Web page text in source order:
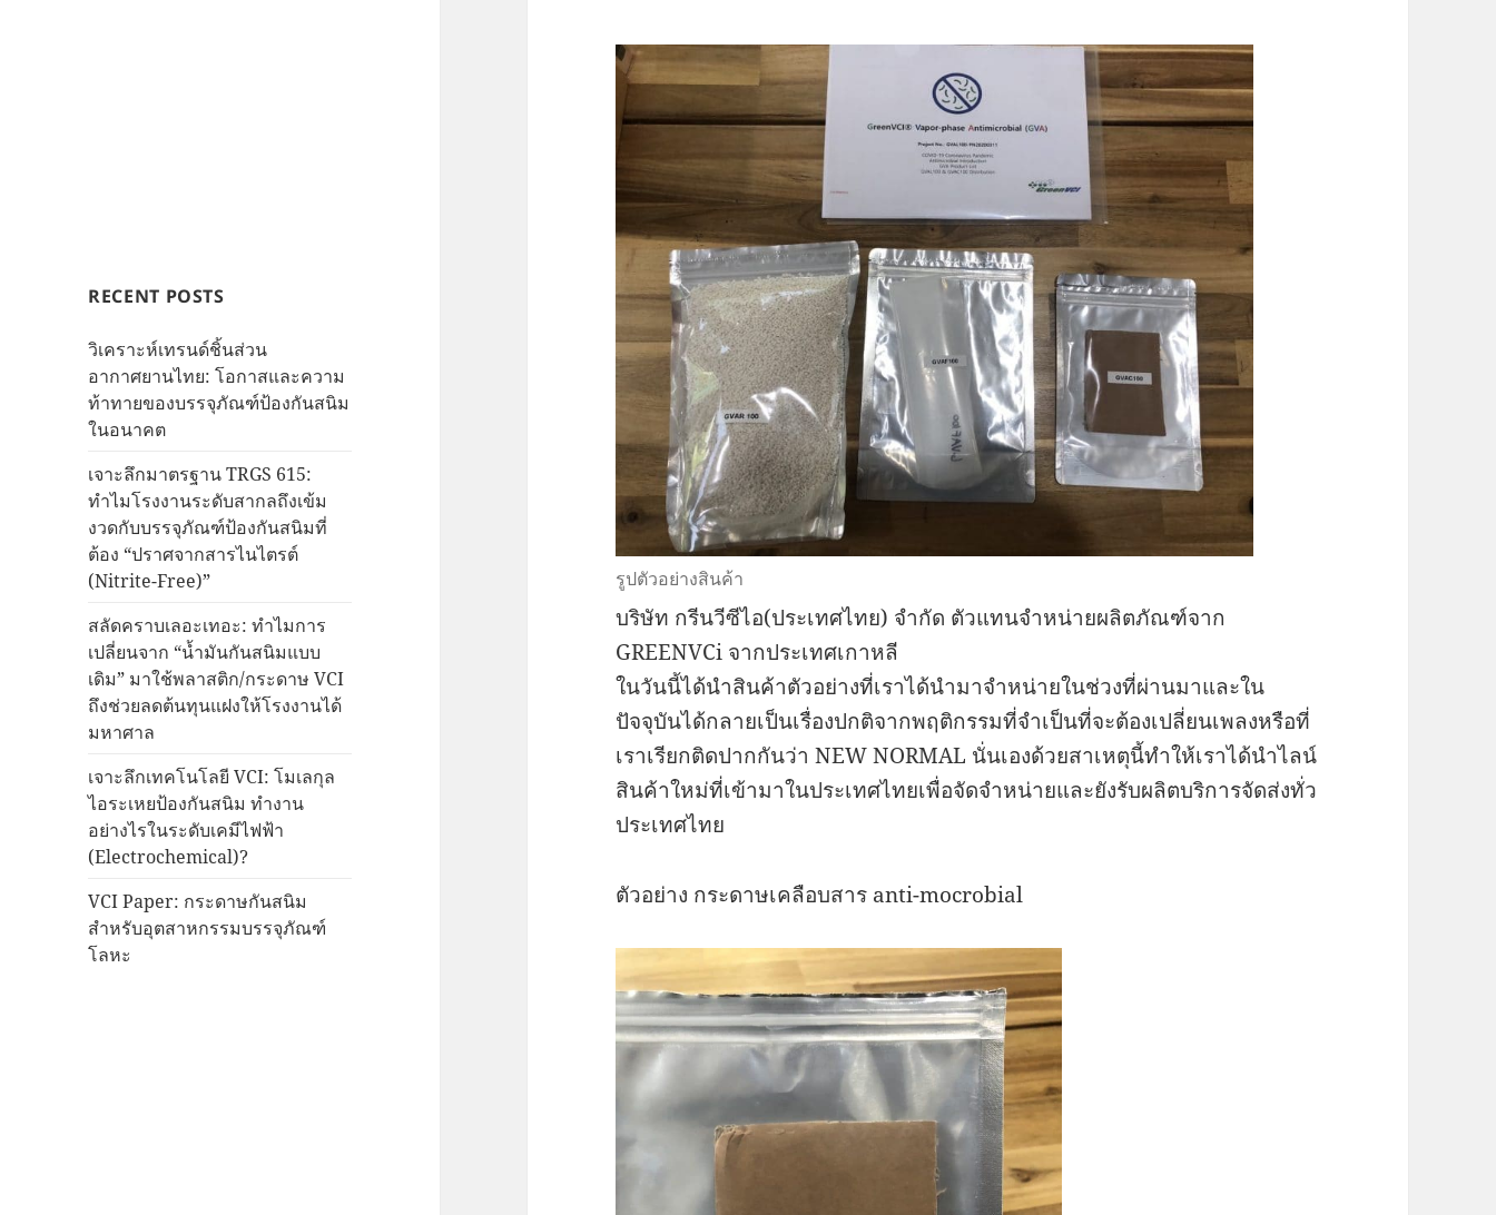
RECENT POSTS
วิเคราะห์เทรนด์ชิ้นส่วน
อากาศยานไทย: โอกาสและความ
ท้าทายของบรรจุภัณฑ์ป้องกันสนิม
ในอนาคต
เจาะลึกมาตรฐาน TRGS 615:
ทำไมโรงงานระดับสากลถึงเข้ม
งวดกับบรรจุภัณฑ์ป้องกันสนิมที่
ต้อง “ปราศจากสารไนไตรต์
(Nitrite-Free)”
สลัดคราบเลอะเทอะ: ทำไมการ
เปลี่ยนจาก “น้ำมันกันสนิมแบบ
เดิม” มาใช้พลาสติก/กระดาษ VCI
ถึงช่วยลดต้นทุนแฝงให้โรงงานได้
มหาศาล
เจาะลึกเทคโนโลยี VCI: โมเลกุล
ไอระเหยป้องกันสนิม ทำงาน
อย่างไรในระดับเคมีไฟฟ้า
(Electrochemical)?
VCI Paper: กระดาษกันสนิม
สำหรับอุตสาหกรรมบรรจุภัณฑ์
โลหะ
รูปตัวอย่างสินค้า
บริษัท กรีนวีซีไอ(ประเทศไทย) จำกัด ตัวแทนจำหน่ายผลิตภัณฑ์จาก
GREENVCi จากประเทศเกาหลี
ในวันนี้ได้นำสินค้าตัวอย่างที่เราได้นำมาจำหน่ายในช่วงที่ผ่านมาและใน
ปัจจุบันได้กลายเป็นเรื่องปกติจากพฤติกรรมที่จำเป็นที่จะต้องเปลี่ยนเพลงหรือที่
เราเรียกติดปากกันว่า NEW NORMAL นั่นเองด้วยสาเหตุนี้ทำให้เราได้นำไลน์
สินค้าใหม่ที่เข้ามาในประเทศไทยเพื่อจัดจำหน่ายและยังรับผลิตบริการจัดส่งทั่ว
ประเทศไทย
ตัวอย่าง กระดาษเคลือบสาร anti-mocrobial